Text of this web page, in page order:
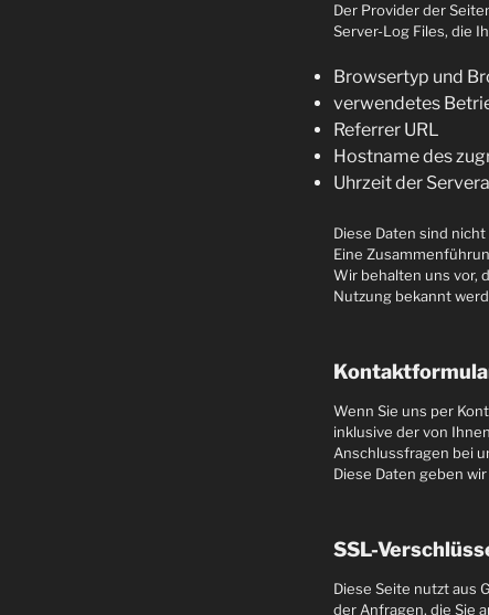
Der Provider der
Server-Log Files, die
Browsertyp und
verwendetes
Referrer URL
Hostname des
Uhrzeit der
Diese Daten sind
Eine
Wir behalten uns vor,
Nutzung bekannt
Wenn Sie uns per
inklusive der von
Anschlussfragen bei
Diese Daten geben
SSL-
Diese Seite nutzt aus
der Anfragen, die Sie